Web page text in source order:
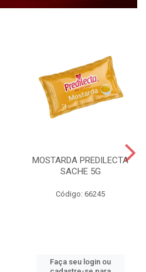
MOSTARDA PREDILECTA
SACHE 5G
Código: 66245
Faça seu login ou